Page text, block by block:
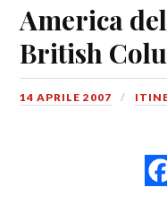
America
British
14 APRILE 2007